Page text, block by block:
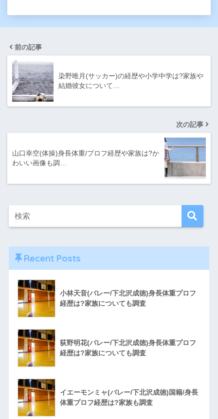
前の記事
染野唯月(サッカー)の経歴や小学中学は?家族や
結婚彼女について…
次の記事
山口幸空(体操)身長体重/プロフ経歴や家族は?か
わいい画像も調…
Recent Posts
小林天音(バレー/下北沢成徳)身長体重プロフ
経歴は?家族についても調査
荻野明花(バレー/下北沢成徳)身長体重プロフ
経歴は?家族についても調査
イエーモンミャ(バレー/下北沢成徳)国籍/身長
体重プロフ経歴は?家族も調査